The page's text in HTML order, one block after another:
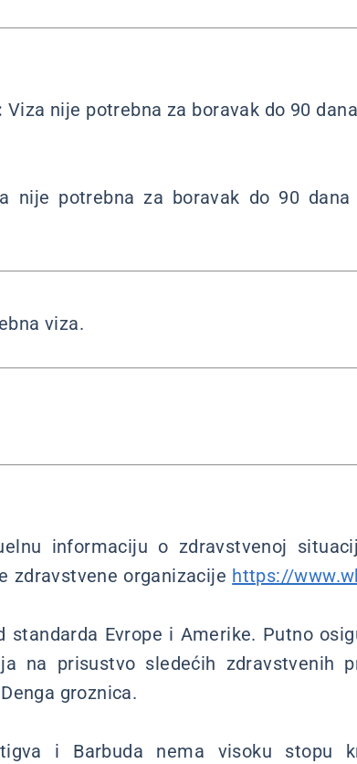
Viza nije potrebna za boravak do 90
nije potrebna za boravak do 90 dana
viza.
informaciju o zdravstvenoj
zdravstvene organizacije https://
Evrope i Amerike. Putno
na prisustvo sledećih zdravstvenih
groznica.
i Barbuda nema visoku stopu